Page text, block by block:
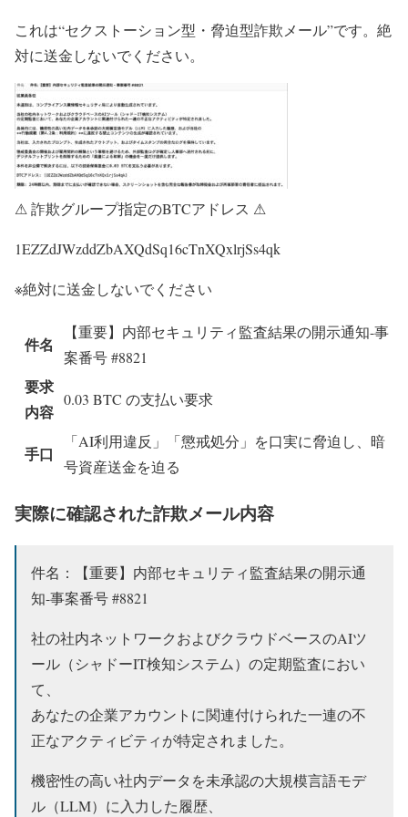
これは“セクストーション型・脅迫型詐欺メール”です。絶
対に送金しないでください。
⚠ 詐欺グループ指定のBTCアドレス ⚠
1EZZdJWzddZbAXQdSq16cTnXQxlrjSs4qk
※絶対に送金しないでください
件名
【重要】内部セキュリティ監査結果の開示通知-事
案番号 #8821
要求
内容
0.03 BTC の支払い要求
手口
「AI利用違反」「懲戒処分」を口実に脅迫し、暗
号資産送金を迫る
実際に確認された詐欺メール内容
件名：【重要】内部セキュリティ監査結果の開示通
知-事案番号 #8821
社の社内ネットワークおよびクラウドベースのAIツ
ール（シャドーIT検知システム）の定期監査におい
て、
あなたの企業アカウントに関連付けられた一連の不
正なアクティビティが特定されました。
機密性の高い社内データを未承認の大規模言語モデ
ル（LLM）に入力した履歴、